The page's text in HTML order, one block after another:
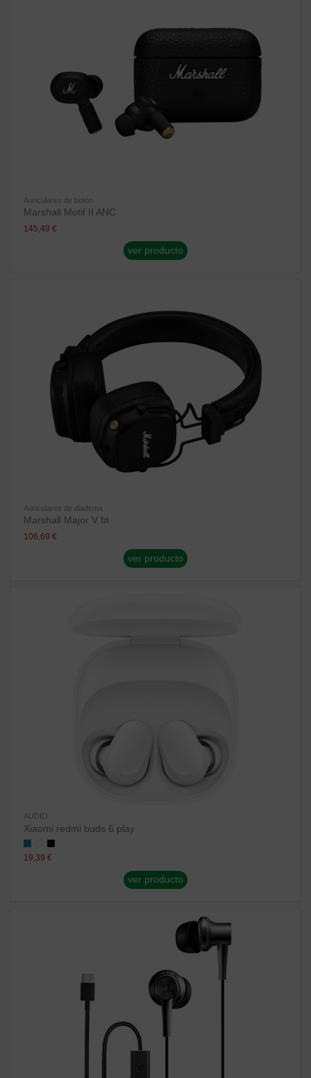
Auriculares de botón
Marshall Motif II ANC
145,49 €
ver producto
Auriculares de diadema
Marshall Major V bt
106,69 €
ver producto
AUDIO
Xiaomi redmi buds 6 play
19,39 €
ver producto